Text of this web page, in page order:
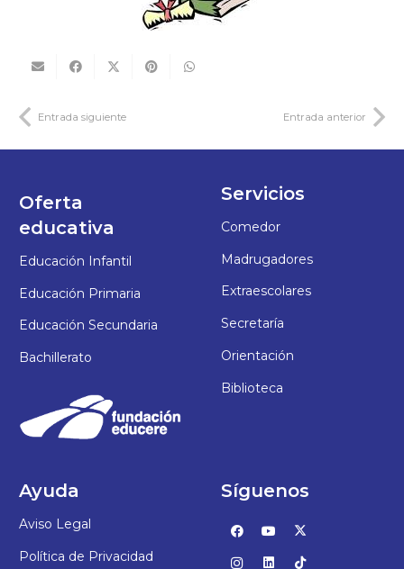
Entrada siguiente Entrada anterior
Oferta
educativa
Educación Infantil
Educación Primaria
Educación Secundaria
Bachillerato
Servicios
Comedor
Madrugadores
Extraescolares
Secretaría
Orientación
Biblioteca
Ayuda
Aviso Legal
Política de Privacidad
Síguenos